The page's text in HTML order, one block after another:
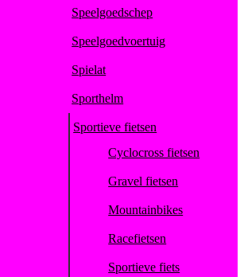
Speelgoedschep
Speelgoedvoertuig
Spielat
Sporthelm
Sportieve fietsen
Cyclocross fietsen
Gravel fietsen
Mountainbikes
Racefietsen
Sportieve fiets